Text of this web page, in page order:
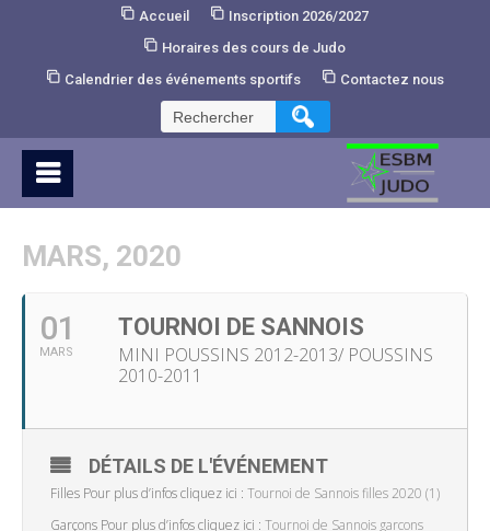
Accueil
Inscription 2026/2027
Horaires des cours de Judo
Calendrier des événements sportifs
Contactez nous
Rechercher :
MARS, 2020
01
MARS
TOURNOI DE SANNOIS
MINI POUSSINS 2012-2013/ POUSSINS
2010-2011
DÉTAILS DE L'ÉVÉNEMENT
Filles Pour plus d’infos cliquez ici : Tournoi de Sannois filles 2020 (1)
Garçons Pour plus d’infos cliquez ici : Tournoi de Sannois garcons